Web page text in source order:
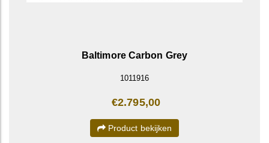
Baltimore Carbon Grey
1011916
€2.795,00
Product bekijken